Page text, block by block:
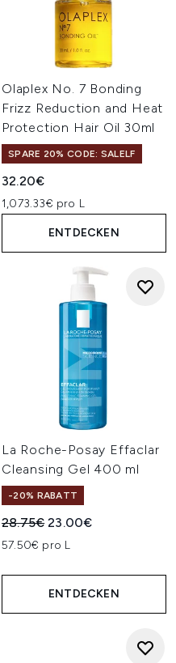
Olaplex No. 7 Bonding
Frizz Reduction and Heat
Protection Hair Oil 30ml
SPARE 20% CODE: SALELF
32.20€
1,073.33€ pro L
ENTDECKEN
La Roche-Posay Effaclar
Cleansing Gel 400 ml
-20% RABATT
Unverbindliche
28.75€Aktueller Preis:
23.00€
57.50€ pro L
ENTDECKEN